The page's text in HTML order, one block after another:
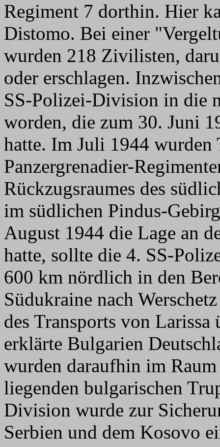
Regiment 7 dorthin. Hier
Distomo. Bei einer
wurden 218 Zivilisten,
oder erschlagen.
SS-Polizei-Division in die
worden, die zum 30. Juni
hatte. Im Juli 1944 wurden
Panzergrenadier-
Rückzugsraumes des
im südlichen Pindus-
August 1944 die Lage an
hatte, sollte die 4. SS-
600 km nördlich in den
Südukraine nach
des Transports von
erklärte Bulgarien
wurden daraufhin im
liegenden bulgarischen
Division wurde zur
Serbien und dem Kosovo